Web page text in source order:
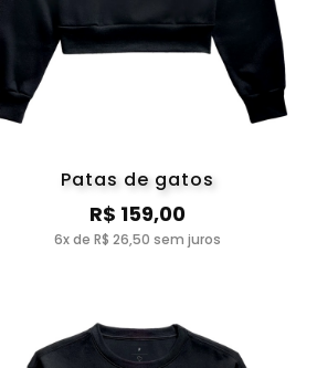
Patas de gatos
R$ 159,00
6x de R$ 26,50 sem juros